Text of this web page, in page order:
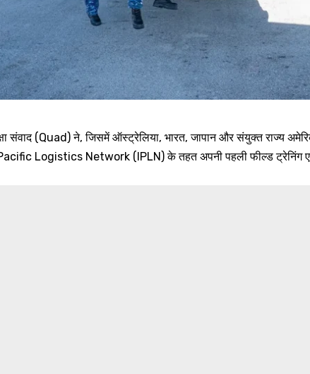
संवाद (Quad) ने, जिसमें ऑस्ट्रेलिया, भारत, जापान और संयुक्त राज्य
Logistics Network (IPLN) के तहत अपनी पहली फील्ड ट्रेनिंग